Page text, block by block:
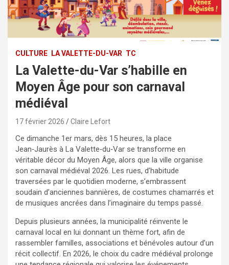
CULTURE LA VALETTE-DU-VAR TC
La Valette-du-Var s’habille en
Moyen Âge pour son carnaval
médiéval
17 février 2026 Claire Lefort
Ce dimanche 1er mars, dès 15 heures, la place
Jean‑Jaurès à La Valette‑du‑Var se transforme en
véritable décor du Moyen Âge, alors que la ville organise
son carnaval médiéval 2026. Les rues, d’habitude
traversées par le quotidien moderne, s’embrassent
soudain d’anciennes bannières, de costumes chamarrés et
de musiques ancrées dans l’imaginaire du temps passé.
Depuis plusieurs années, la municipalité réinvente le
carnaval local en lui donnant un thème fort, afin de
rassembler familles, associations et bénévoles autour d’un
récit collectif. En 2026, le choix du cadre médiéval prolonge